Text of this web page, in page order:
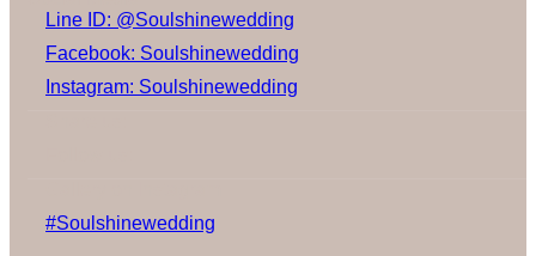
Line ID: @Soulshinewedding
Facebook: Soulshinewedding
Instagram: Soulshinewedding
#Soulshinewedding